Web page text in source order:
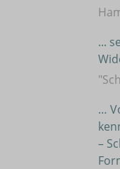
...
…
–